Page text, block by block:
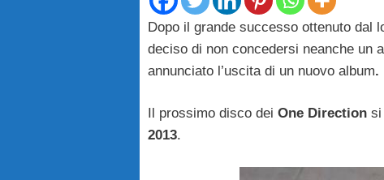
Dopo il grande successo ottenuto dal
deciso di non concedersi neanche un
annunciato l’uscita di un nuovo album.
Il prossimo disco dei One Direction si
2013.